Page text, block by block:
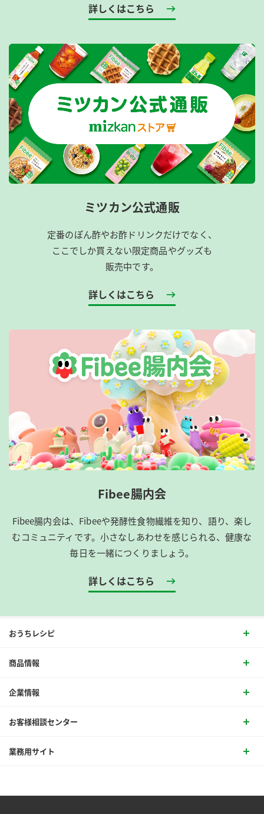
詳しくはこちら
ミツカン公式通販
定番のぽん酢やお酢ドリンクだけでなく、
ここでしか買えない限定商品やグッズも
販売中です。
詳しくはこちら
Fibee腸内会
Fibee腸内会は、​Fibeeや発酵性食物繊維を知り、語り、楽し
むコミュニティです。​小さなしあわせを感じられる、健康な
毎日を一緒につくりましょう。
詳しくはこちら
おうちレシピ
商品情報
企業情報
お客様相談センター
業務用サイト